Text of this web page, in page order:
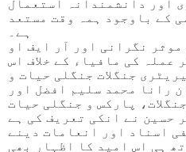
اور دانشمندانہ استعمال
کے باوجود ہمہ وقت مستعد
ہے۔
موثر نگرانی اور آر ایف او
عملہ کی مافیاء کے خلاف اس
جنگلات جنگلی حیات و
رانا محمد سلیم افضل اور
پارکس و جنگلی حیات
حسین نے انکی تعریف کی ہے
اسناد اور انعامات دینے
ہی اس امید کا اظہار بھی